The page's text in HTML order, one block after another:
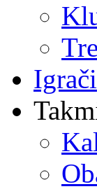
Igrači